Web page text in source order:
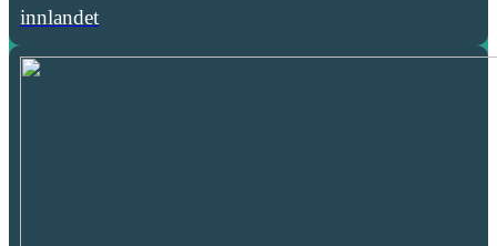
innlandet